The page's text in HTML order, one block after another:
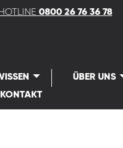
0800 26 76 36 78
ÜBER UNS
KONTAKT